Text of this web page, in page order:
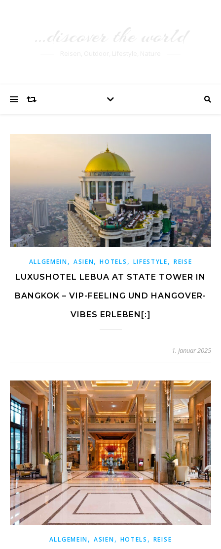
ALLGEMEIN, ASIEN,HOTELS , LIFESTYLE, REISE
LUXUSHOTEL LEBUA AT STATE TOWER IN
BANGKOK – VIP-FEELING UND HANGOVER-
VIBES ERLEBEN[:]
1. Januar 2025
ALLGEMEIN,ASIEN, HOTELS , REISE